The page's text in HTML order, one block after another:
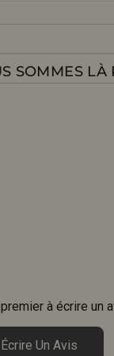
SOMMES LÀ
à écrire un
Écrire Un Avis